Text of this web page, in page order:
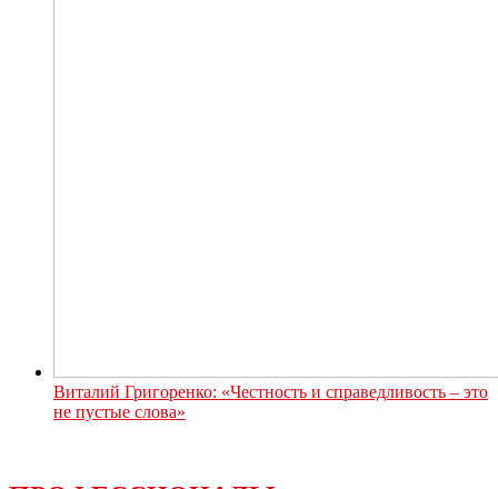
Виталий Григоренко: «Честность и справедливость – это
не пустые слова»